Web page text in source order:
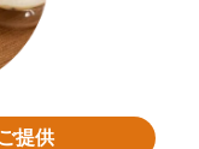
提供